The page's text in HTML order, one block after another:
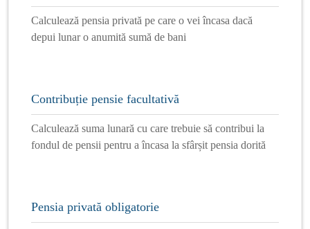
Calculează pensia privată pe care o vei încasa dacă
depui lunar o anumită sumă de bani
Contribuție pensie facultativă
Calculează suma lunară cu care trebuie să contribui la
fondul de pensii pentru a încasa la sfârșit pensia dorită
Pensia privată obligatorie